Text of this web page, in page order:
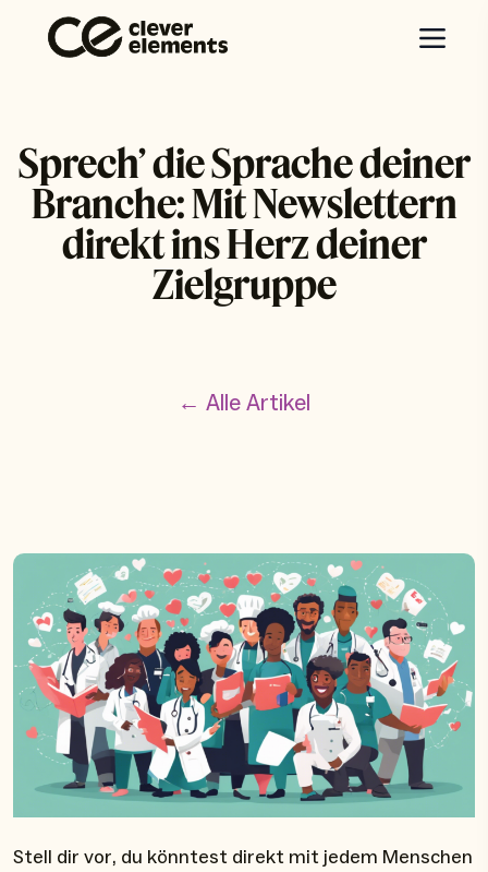
Sprech’ die Sprache deiner
Branche: Mit Newslettern
direkt ins Herz deiner
Zielgruppe
← Alle Artikel
Stell dir vor, du könntest direkt mit jedem Menschen